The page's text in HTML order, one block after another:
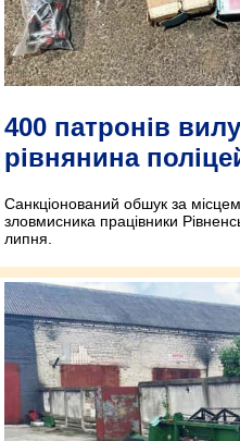
400 патронів
рівнянина
Санкціонований обшук за
зловмисника працівники
липня.